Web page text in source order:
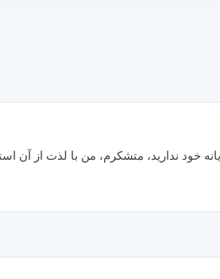
خود ندارید، متشکرم، من با لذت از آن